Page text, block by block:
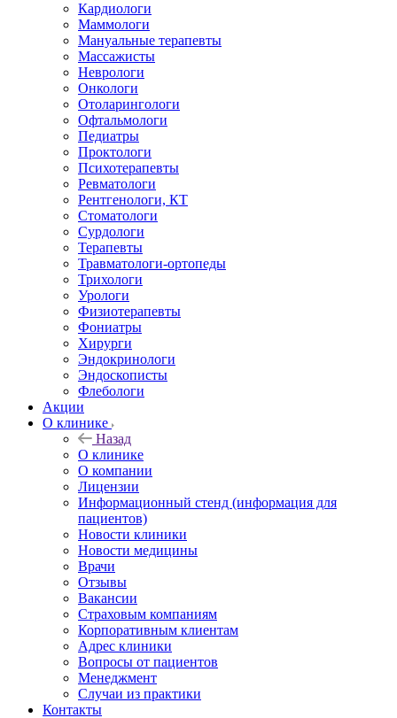
Кардиологи
Маммологи
Мануальные терапевты
Массажисты
Неврологи
Онкологи
Отоларингологи
Офтальмологи
Педиатры
Проктологи
Психотерапевты
Ревматологи
Рентгенологи, КТ
Стоматологи
Сурдологи
Терапевты
Травматологи-ортопеды
Трихологи
Урологи
Физиотерапевты
Фониатры
Хирурги
Эндокринологи
Эндоскописты
Флебологи
Акции
О клинике
Назад
О клинике
О компании
Лицензии
Информационный стенд (информация для
пациентов)
Новости клиники
Новости медицины
Врачи
Отзывы
Вакансии
Страховым компаниям
Корпоративным клиентам
Адрес клиники
Вопросы от пациентов
Менеджмент
Случаи из практики
Контакты